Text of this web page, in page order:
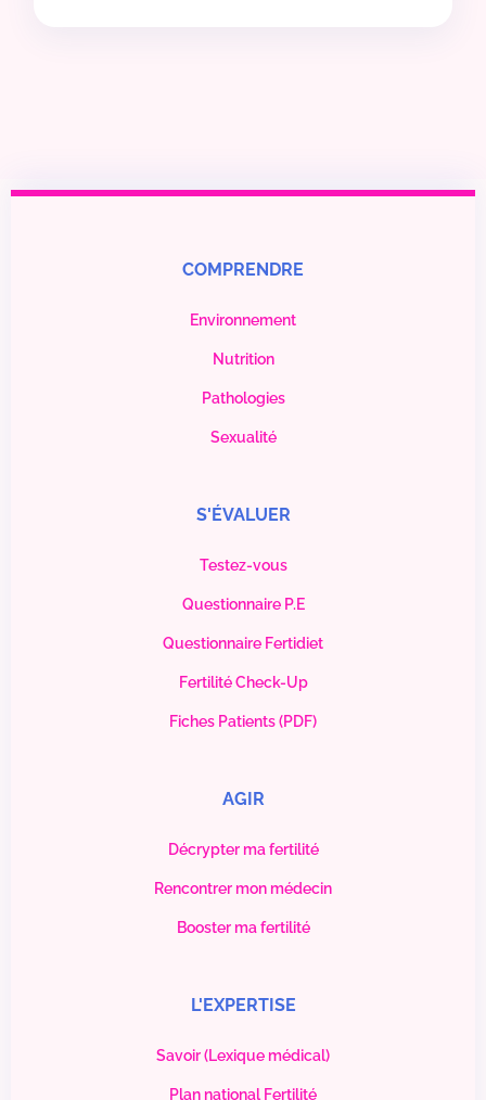
COMPRENDRE
Environnement
Nutrition
Pathologies
Sexualité
S'ÉVALUER
Testez-vous
Questionnaire P.E
Questionnaire Fertidiet
Fertilité Check-Up
Fiches Patients (PDF)
AGIR
Décrypter ma fertilité
Rencontrer mon médecin
Booster ma fertilité
L'EXPERTISE
Savoir (Lexique médical)
Plan national Fertilité